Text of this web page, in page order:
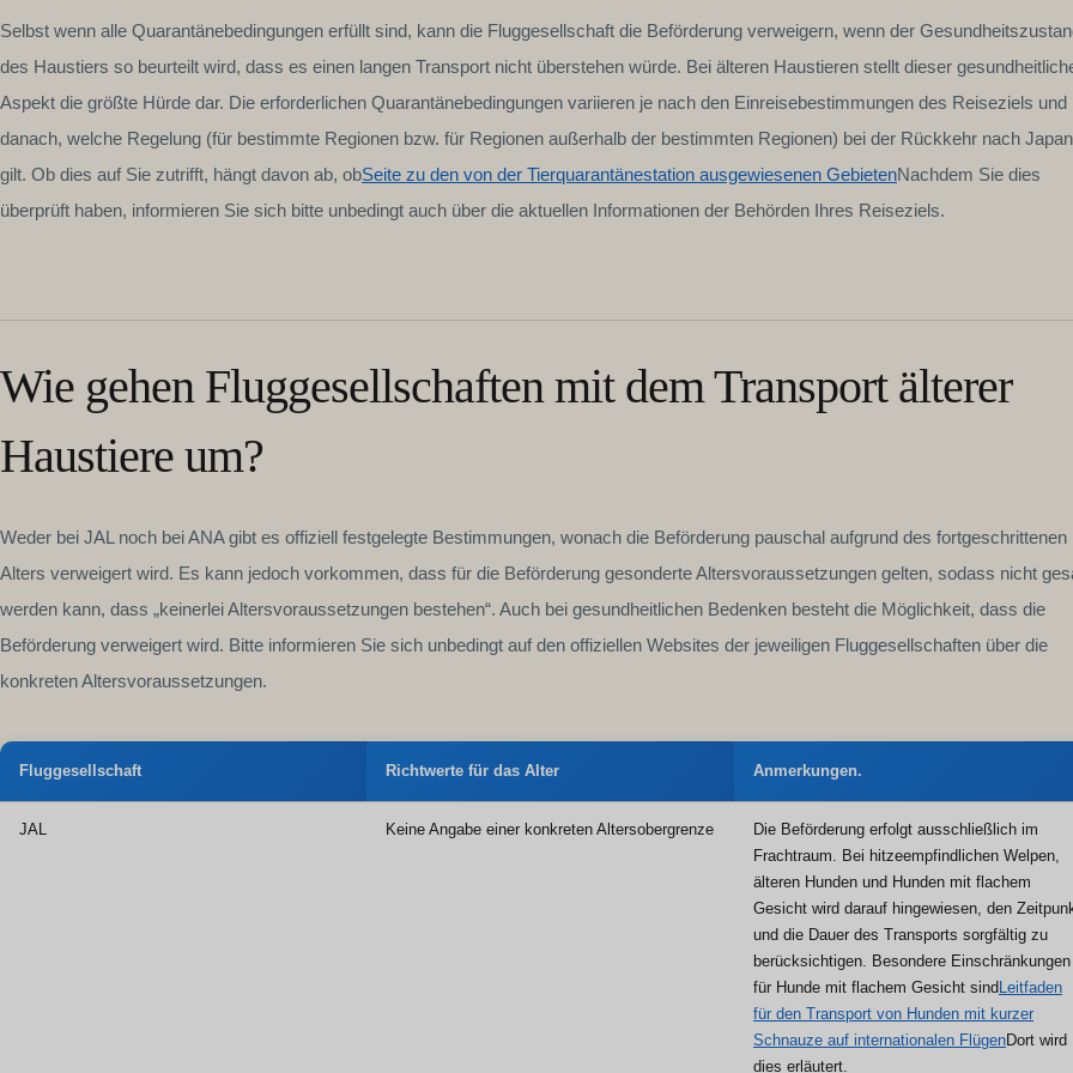
Selbst wenn alle Quarantänebedingungen erfüllt sind, kann die Fluggesellschaft die Beförderung verweigern, wenn der
des Haustiers so beurteilt wird, dass es einen langen Transport nicht überstehen würde. Bei älteren Haustieren stellt dieser
Aspekt die größte Hürde dar. Die erforderlichen Quarantänebedingungen variieren je nach den Einreisebestimmungen des Reiseziels und
danach, welche Regelung (für bestimmte Regionen bzw. für Regionen außerhalb der bestimmten Regionen) bei der Rückkehr nach Japan
gilt. Ob dies auf Sie zutrifft, hängt davon ab, obSeite zu den von der Tierquarantänestation ausgewiesenen GebietenNachdem Sie dies
überprüft haben, informieren Sie sich bitte unbedingt auch über die aktuellen Informationen der Behörden Ihres Reiseziels.
Wie gehen Fluggesellschaften mit dem Transport älterer
Haustiere um?
Weder bei JAL noch bei ANA gibt es offiziell festgelegte Bestimmungen, wonach die Beförderung pauschal aufgrund des fortgeschrittenen
Alters verweigert wird. Es kann jedoch vorkommen, dass für die Beförderung gesonderte Altersvoraussetzungen gelten, sodass nicht
werden kann, dass „keinerlei Altersvoraussetzungen bestehen“. Auch bei gesundheitlichen Bedenken besteht die Möglichkeit, dass die
Beförderung verweigert wird. Bitte informieren Sie sich unbedingt auf den offiziellen Websites der jeweiligen Fluggesellschaften über die
konkreten Altersvoraussetzungen.
Fluggesellschaft Richtwerte für das Alter Anmerkungen.
JAL Keine Angabe einer konkreten Altersobergrenze
Die Beförderung erfolgt ausschließlich im
Frachtraum. Bei hitzeempfindlichen Welpen,
älteren Hunden und Hunden mit flachem
Gesicht wird darauf hingewiesen, den
und die Dauer des Transports sorgfältig zu
berücksichtigen. Besondere Einschränkungen
für Hunde mit flachem Gesicht sind Leitfaden
für den Transport von Hunden mit kurzer
Schnauze auf internationalen FlügenDort wird
dies erläutert.